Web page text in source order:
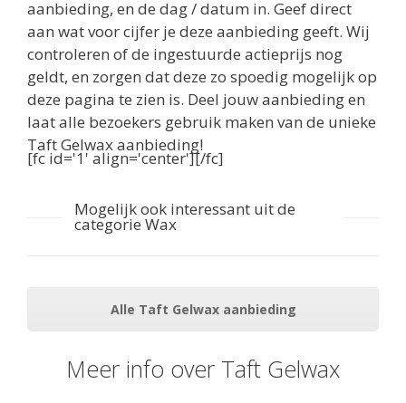
aanbieding, en de dag / datum in. Geef direct
aan wat voor cijfer je deze aanbieding geeft. Wij
controleren of de ingestuurde actieprijs nog
geldt, en zorgen dat deze zo spoedig mogelijk op
deze pagina te zien is. Deel jouw aanbieding en
laat alle bezoekers gebruik maken van de unieke
Taft Gelwax aanbieding!
[fc id='1' align='center'][/fc]
Mogelijk ook interessant uit de
categorie Wax
Alle Taft Gelwax aanbieding
Meer info over Taft Gelwax